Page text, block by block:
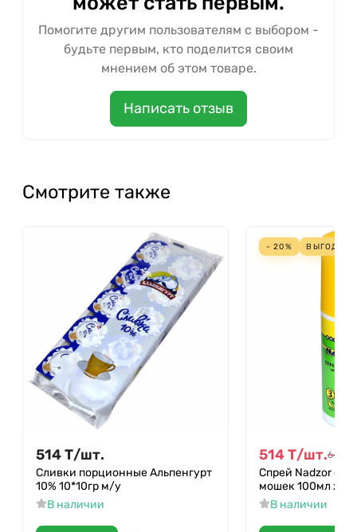
Помогите другим пользователям с выбором -
будьте первым, кто поделится своим
мнением об этом товаре.
Написать отзыв
Смотрите также
514Т/шт.
Сливки порционные Альпенгурт
10% 10*10гр м/у
В наличии
- 20% ВЫГОДА
514Т/шт.642
Спрей Nadzor от
мошек 100мл ж/б
В наличии